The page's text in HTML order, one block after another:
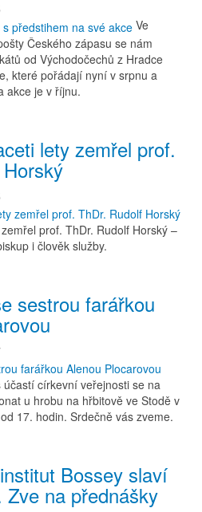
Ve
Českého zápasu se nám
od Východočechů z Hradce
které pořádají nyní v srpnu a
akce je v říjnu.
lety zemřel prof.
prof. ThDr. Rudolf Horský –
i člověk služby.
sestrou farářkou
církevní veřejnosti se na
u hrobu na hřbitově ve Stodě v
17. hodin. Srdečně vás zveme.
Bossey slaví
Zve na přednášky